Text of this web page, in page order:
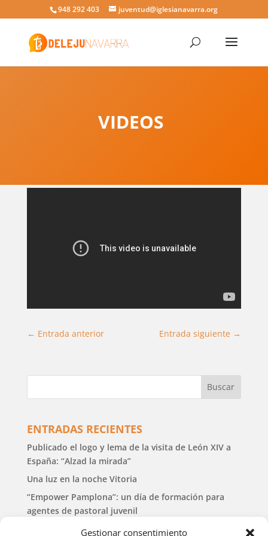
Gestionar consentimiento
948 292 403 juventud@iglesianavarra.org
VIDEOS
← Entrada anterior Entrada siguiente →
ENTRADAS RECIENTES
Publicado el logo y lema de la visita de León XIV a
España: “Alzad la mirada”
Una luz en la noche Vitoria
“Empower Pamplona”: un día de formación para
agentes de pastoral juvenil
Abierta la inscripción para acompañar al Papa en su